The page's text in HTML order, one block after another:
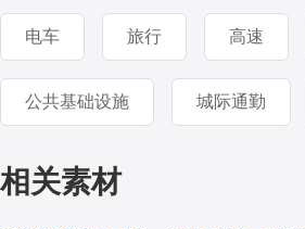
电车 旅行 高速
公共基础设施 城际通勤
相关素材